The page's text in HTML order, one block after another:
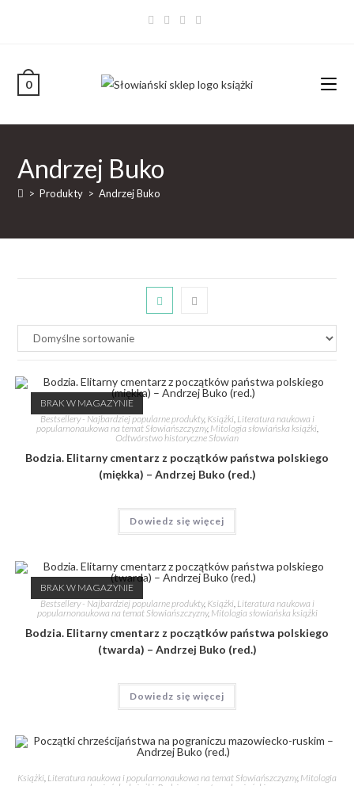
0
Andrzej Buko
> Produkty > Andrzej Buko
BRAK W MAGAZYNIE
Bestsellery - Najbardziej popularne produkty, Książki, Literatura naukowa i
popularnonaukowa na temat Słowiańszczyzny, Mitologia słowiańska książki,
Odtwórstwo historyczne Słowian
Bodzia. Elitarny cmentarz z początków państwa polskiego
(miękka) – Andrzej Buko (red.)
Dowiedz się więcej
BRAK W MAGAZYNIE
Bestsellery - Najbardziej popularne produkty, Książki, Literatura naukowa i
popularnonaukowa na temat Słowiańszczyzny, Mitologia słowiańska książki
Bodzia. Elitarny cmentarz z początków państwa polskiego
(twarda) – Andrzej Buko (red.)
Dowiedz się więcej
Książki, Literatura naukowa i popularnonaukowa na temat Słowiańszczyzny, Mitologia